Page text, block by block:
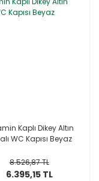
Kaplı Dikey Altın
WC Kapısı Beyaz
8.526,87 TL
6.395,15 TL